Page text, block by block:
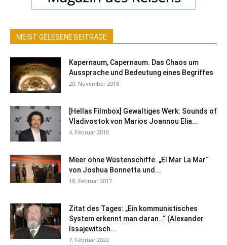
MEIST GELESENE BEITRÄGE
Kapernaum, Capernaum. Das Chaos um
Aussprache und Bedeutung eines Begriffes
29. November 2018
[Hellas Filmbox] Gewaltiges Werk: Sounds of
Vladivostok von Marios Joannou Elia...
4. Februar 2018
Meer ohne Wüstenschiffe. „El Mar La Mar“
von Joshua Bonnetta und...
18. Februar 2017
Zitat des Tages: „Ein kommunistisches
System erkennt man daran…“ (Alexander
Issajewitsch...
7. Februar 2022